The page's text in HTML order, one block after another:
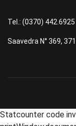
Tel.: (0370)
Saavedra N° 369,
Statcounter code